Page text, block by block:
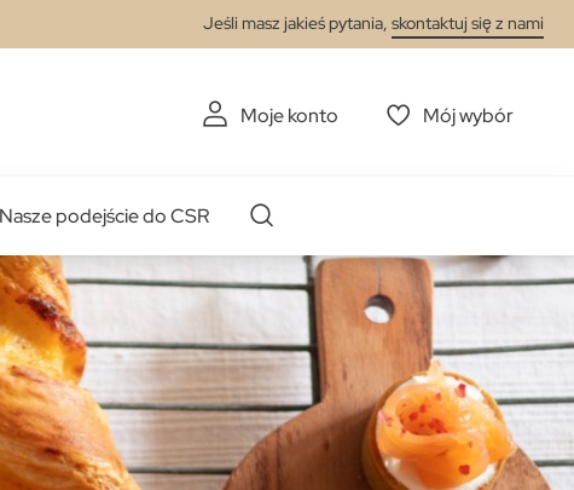
Jeśli masz jakieś pytania, skontaktuj się z nami
Moje konto Mój wybór
Nasze podejście do CSR